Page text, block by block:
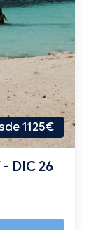
1125€
- DIC 26